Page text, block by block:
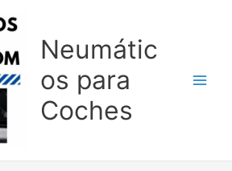
Neumátic
os para
Coches